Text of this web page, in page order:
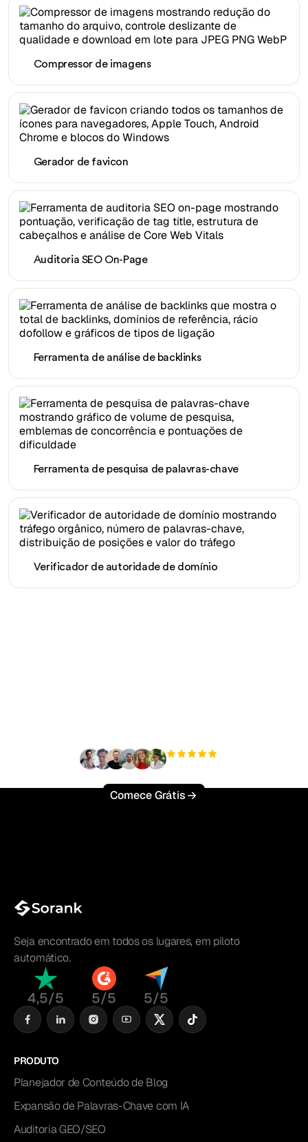
Compressor de imagens
Gerador de favicon
Auditoria SEO On-Page
Ferramenta de análise de backlinks
Ferramenta de pesquisa de palavras-chave
Verificador de autoridade de domínio
Comece Grátis
Seja encontrado em todos os lugares, em piloto
automático.
4,5/5 5/5 5/5
PRODUTO
Planejador de Conteúdo de Blog
Expansão de Palavras-Chave com IA
Auditoria GEO/SEO